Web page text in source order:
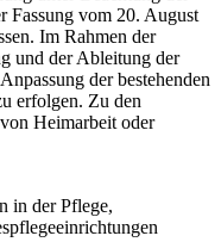
Fassung vom 20. August
Im Rah­men der
und der Ableitung der
der bestehenden
erfolgen. Zu den
Heimarbeit oder
in der Pflege,